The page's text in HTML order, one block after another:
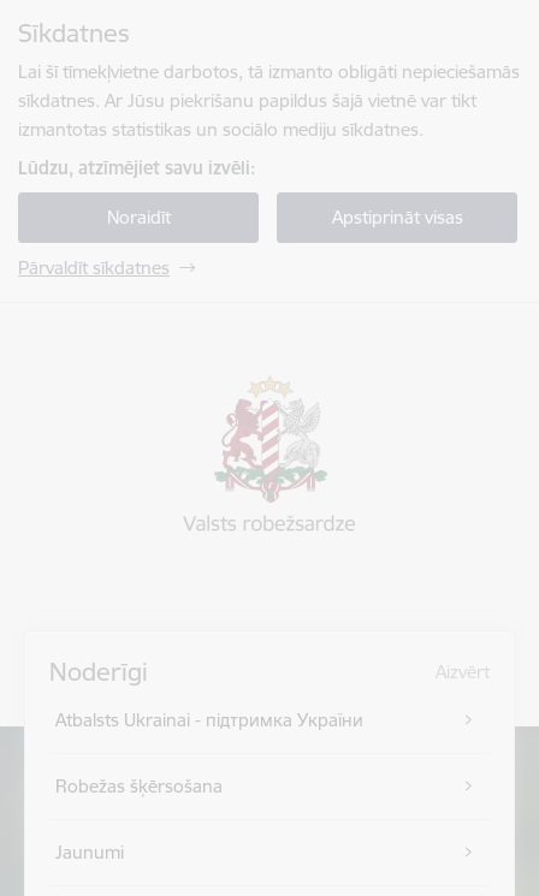
Sīkdatnes
Lai šī tīmekļvietne darbotos, tā izmanto obligāti nepieciešamās
sīkdatnes. Ar Jūsu piekrišanu papildus šajā vietnē var tikt
izmantotas statistikas un sociālo mediju sīkdatnes.
Lūdzu, atzīmējiet savu izvēli:
Noraidīt Apstiprināt visas
Pārvaldīt sīkdatnes
Noderīgi Aizvērt
Atbalsts Ukrainai - підтримка України
Robežas šķērsošana
Jaunumi